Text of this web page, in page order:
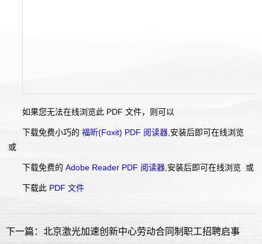
如果您无法在线浏览此 PDF 文件，则可以
下载免费小巧的 福昕(Foxit) PDF 阅读器 ,安装后即可在线浏览
或
下载免费的 Adobe Reader PDF 阅读器 ,安装后即可在线浏览 或
下载此 PDF 文件
下一篇：北京激光加速创新中心劳动合同制职工招聘启事